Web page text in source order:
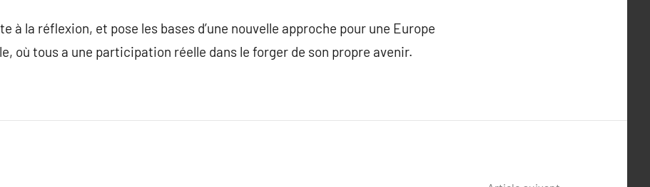
à la réflexion, et pose les bases d’une nouvelle approche pour une Europe
où tous a une participation réelle dans le forger de son propre avenir.